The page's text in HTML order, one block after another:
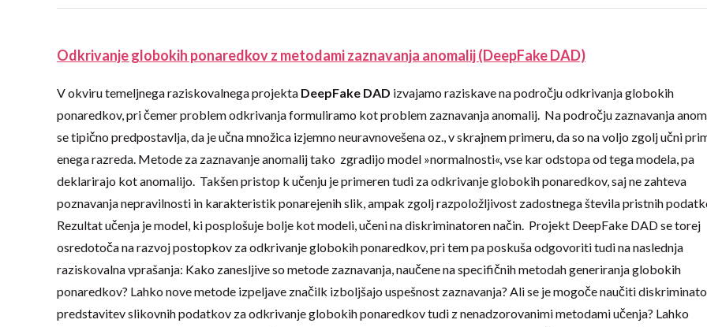
Odkrivanje globokih ponaredkov z metodami zaznavanja anomalij (DeepFake DAD)
V okviru temeljnega raziskovalnega projekta DeepFake DAD izvajamo raziskave na področju odkrivanja globokih
ponaredkov, pri čemer problem odkrivanja formuliramo kot problem zaznavanja anomalij. Na področju zaznavanja
se tipično predpostavlja, da je učna množica izjemno neuravnovešena oz., v skrajnem primeru, da so na voljo zgolj učni
enega razreda. Metode za zaznavanje anomalij tako zgradijo model »normalnosti«, vse kar odstopa od tega modela, pa
deklarirajo kot anomalijo. Takšen pristop k učenju je primeren tudi za odkrivanje globokih ponaredkov, saj ne zahteva
poznavanja nepravilnosti in karakteristik ponarejenih slik, ampak zgolj razpoložljivost zadostnega števila pristnih
Rezultat učenja je model, ki posplošuje bolje kot modeli, učeni na diskriminatoren način. Projekt DeepFake DAD se torej
osredotoča na razvoj postopkov za odkrivanje globokih ponaredkov, pri tem pa poskuša odgovoriti tudi na naslednja
raziskovalna vprašanja: Kako zanesljive so metode zaznavanja, naučene na specifičnih metodah generiranja globokih
ponaredkov? Lahko nove metode izpeljave značilk izboljšajo uspešnost zaznavanja? Ali se je mogoče naučiti
predstavitev slikovnih podatkov za odkrivanje globokih ponaredkov tudi z nenadzorovanimi metodami učenja? Lahko